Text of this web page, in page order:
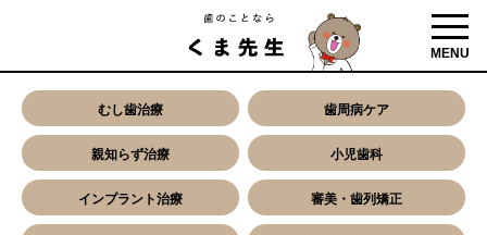
MENU
むし歯治療 歯周病ケア
親知らず治療 小児歯科
インプラント治療 審美・歯列矯正